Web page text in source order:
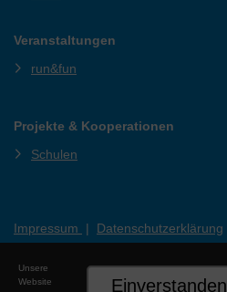
Veranstaltungen
run&fun
Projekte & Kooperationen
Schulen
Impressum | Datenschutzerklärung
Einverstanden
Unsere
Website